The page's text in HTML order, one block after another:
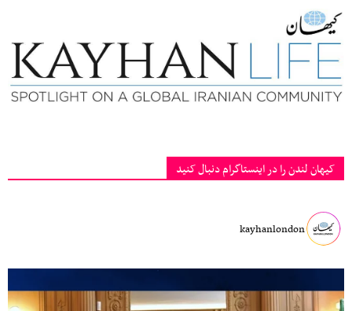
کیهان لندن را در اینستاگرام دنبال کنید
kayhanlondon